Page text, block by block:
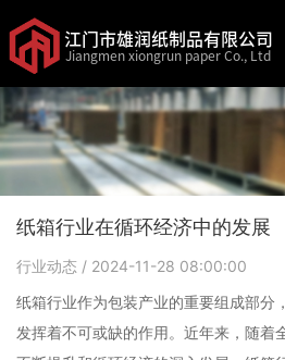
江门市雄润纸制品有限公司
Jiangmen xiongrun paper Co., Ltd
纸箱行业在循环经济中的发展
行业动态 / 2024-11-28 08:00:00
纸箱行业作为包装产业的重要组成部分
发挥着不可或缺的作用。近年来，随着